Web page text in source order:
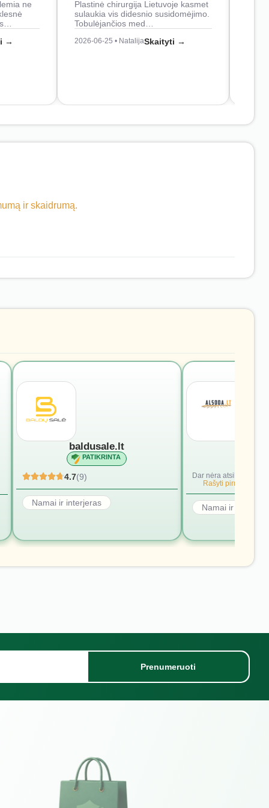
ne
→
Plastinė chirurgija Lietuvoje kasmet
sulaukia vis didesnio susidomėjimo.
Tobulėjančios med…
2026-06-25 • NatalijaSkaityti →
ir skaidrumą.
baldusale.lt
PATIKRINTA
4.7(9)
Namai ir interjeras
Dar nėra atsiliepimų.
Rašyti pirmąjį.
Namai ir
Prenumeruoti